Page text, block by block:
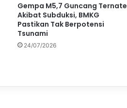
Gempa M5,7 Guncang Ternate
Akibat Subduksi, BMKG
Pastikan Tak Berpotensi
Tsunami
24/07/2026